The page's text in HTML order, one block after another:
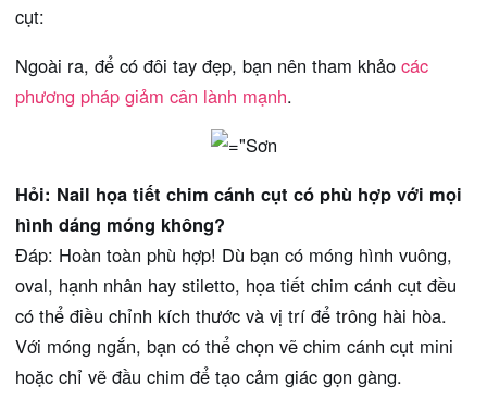
cụt:
Ngoài ra, để có đôi tay đẹp, bạn nên tham khảo các
phương pháp giảm cân lành mạnh.
Hỏi: Nail họa tiết chim cánh cụt có phù hợp với mọi
hình dáng móng không?
Đáp: Hoàn toàn phù hợp! Dù bạn có móng hình vuông,
oval, hạnh nhân hay stiletto, họa tiết chim cánh cụt đều
có thể điều chỉnh kích thước và vị trí để trông hài hòa.
Với móng ngắn, bạn có thể chọn vẽ chim cánh cụt mini
hoặc chỉ vẽ đầu chim để tạo cảm giác gọn gàng.